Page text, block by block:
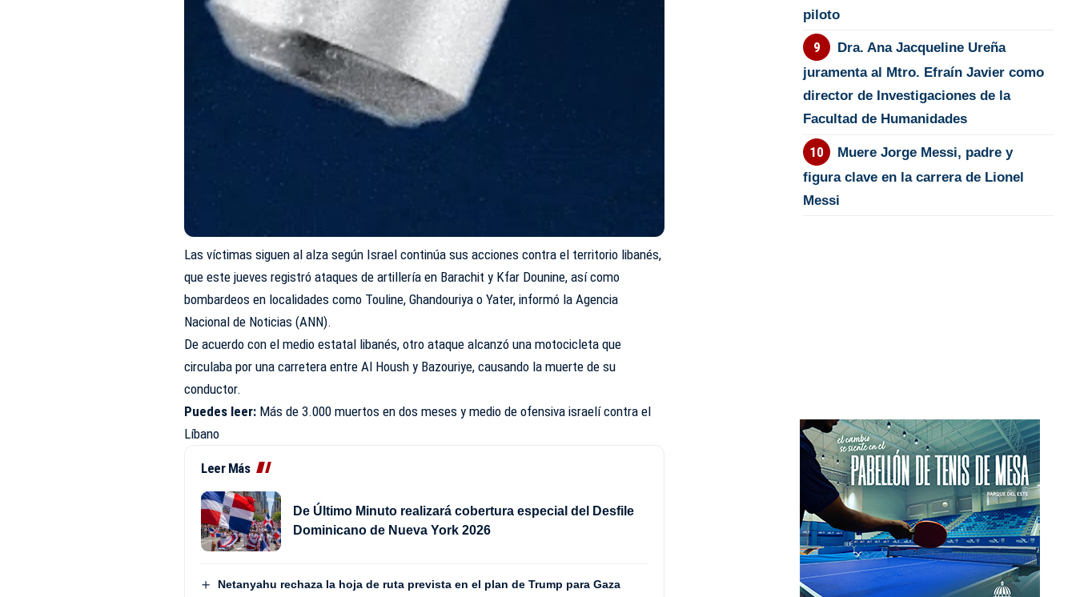
Las víctimas siguen al alza según Israel continúa sus acciones contra el territorio libanés,
que este jueves registró ataques de artillería en Barachit y Kfar Dounine, así como
bombardeos en localidades como Touline, Ghandouriya o Yater, informó la Agencia
Nacional de Noticias (ANN).
De acuerdo con el medio estatal libanés, otro ataque alcanzó una motocicleta que
circulaba por una carretera entre Al Housh y Bazouriye, causando la muerte de su
conductor.
Puedes leer: Más de 3.000 muertos en dos meses y medio de ofensiva israelí contra el
Líbano
Leer Más
De Último Minuto realizará cobertura especial del Desfile
Dominicano de Nueva York 2026
Netanyahu rechaza la hoja de ruta prevista en el plan de Trump para Gaza
piloto
Dra. Ana Jacqueline Ureña
juramenta al Mtro. Efraín Javier como
director de Investigaciones de la
Facultad de Humanidades
Muere Jorge Messi, padre y
figura clave en la carrera de Lionel
Messi